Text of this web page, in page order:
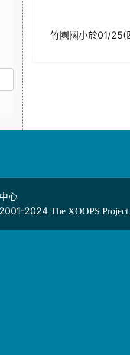
竹園國小於01/25(
心
2024 The XOOPS Project